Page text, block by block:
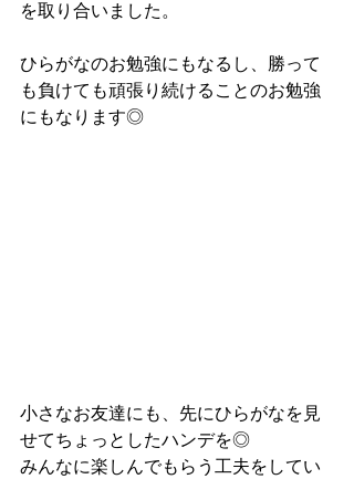
を取り合いました。
ひらがなのお勉強にもなるし、勝って
も負けても頑張り続けることのお勉強
にもなります◎
小さなお友達にも、先にひらがなを見
せてちょっとしたハンデを◎
みんなに楽しんでもらう工夫をしてい